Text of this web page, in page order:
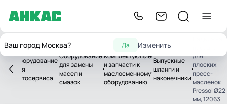
Ваш город Москва? Да Изменить
Оборудование
для
автосервиса
Оборудование
для замены
масел и
смазок
Комплектующие
и запчасти к
маслосменному
оборудованию
Выпускные
шланги и
наконечники
для
плоских
пресс-
масленок
Pressol Ø22
мм, 12063